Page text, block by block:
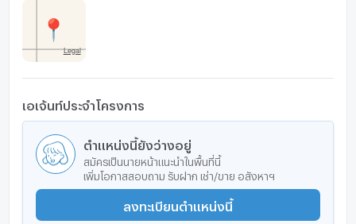
เอเจ้นท์ประจำโครงการ
ตำแหน่งนี้ยังว่างอยู่
สมัครเป็นนายหน้าแนะนำในพื้นที่นี้
เพิ่มโอกาสสอบถาม รับฝาก เช่า/ขาย อสังหาฯ
ลงทะเบียนตำแหน่งนี้